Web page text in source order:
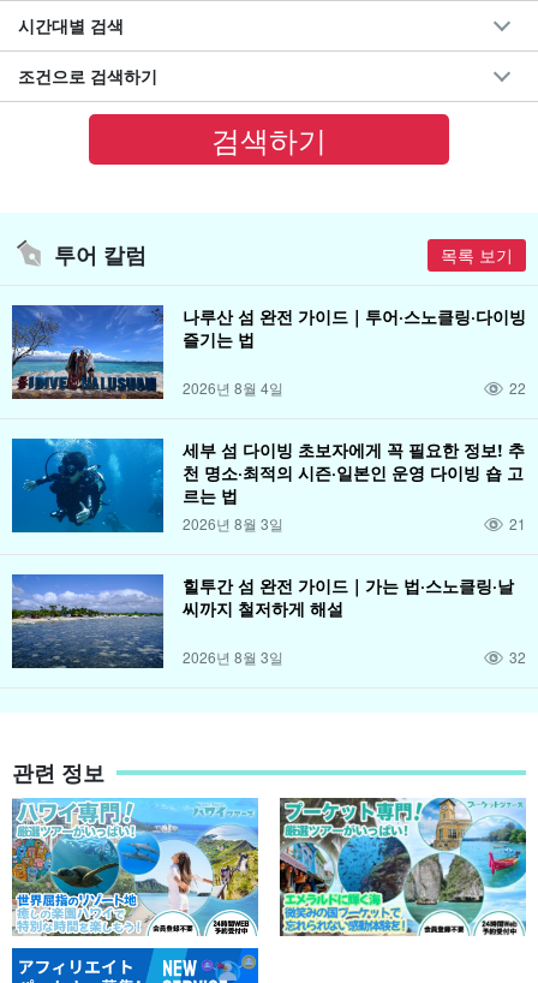
시간대별 검색
조건으로 검색하기
투어 칼럼 목록 보기
나루산 섬 완전 가이드｜투어·스노클링·다이빙
즐기는 법
2026년 8월 4일 22
세부 섬 다이빙 초보자에게 꼭 필요한 정보! 추
천 명소·최적의 시즌·일본인 운영 다이빙 숍 고
르는 법
2026년 8월 3일 21
힐투간 섬 완전 가이드｜가는 법·스노클링·날
씨까지 철저하게 해설
2026년 8월 3일 32
관련 정보